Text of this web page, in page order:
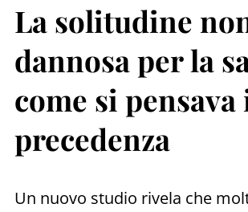
La solitudine
dannosa per la
come si pensava
precedenza
Un nuovo studio rivela che